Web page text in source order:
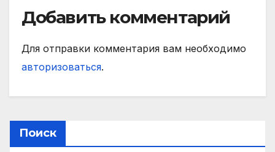
Добавить комментарий
Для отправки комментария вам необходимо
авторизоваться.
Поиск